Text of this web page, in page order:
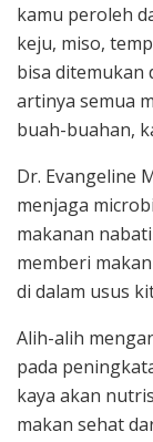
kamu peroleh
keju, miso,
bisa ditemukan
artinya semua
buah-buahan,
Dr. Evangeline
menjaga
makanan
memberi
di dalam usus
Alih-alih
pada
kaya akan
makan sehat